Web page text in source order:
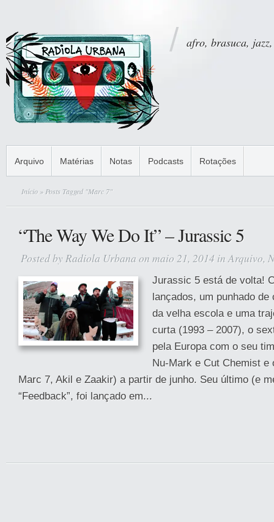
afro, brasuca,
Arquivo Matérias Notas Podcasts Rotações
Início » Posts Tagged "Marc 7"
“The Way We Do It” – Jurassic 5
Posted by Radiola Urbana on maio 21, 2014 inArquivo,
Jurassic 5 está de volta!
lançados, um punhado
da velha escola e uma
curta (1993 – 2007), o
pela Europa com o seu
Nu-Mark e Cut Chemist e
Marc 7, Akil e Zaakir) a partir de junho. Seu último (e
“Feedback”, foi lançado em...